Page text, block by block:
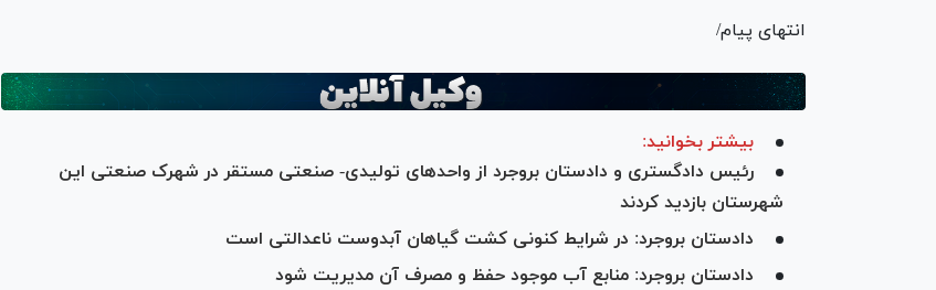
انتهای پیام/
بیشتر بخوانید:
رئیس دادگستری و دادستان بروجرد از واحد‌های تولیدی- صنعتی مستقر در شهرک صنعتی این
شهرستان بازدید کردند
دادستان بروجرد: در شرایط کنونی کشت گیاهان آبدوست ناعدالتی است
دادستان بروجرد: منابع آب موجود حفظ و مصرف آن مدیریت شود